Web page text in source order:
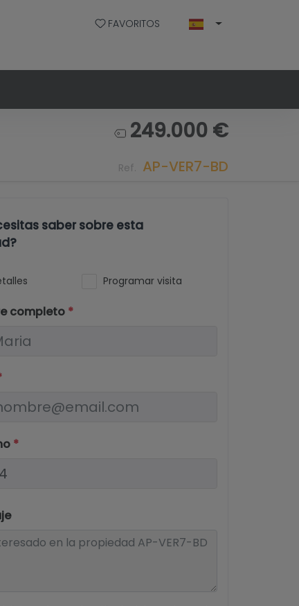
FAVORITOS
249.000 €
Ref. AP-VER7-BD
saber sobre esta
Programar visita
completo *
*